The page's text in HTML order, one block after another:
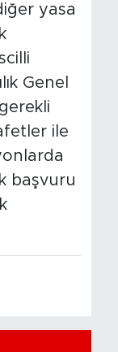
yasa
Genel
ile
başvuru